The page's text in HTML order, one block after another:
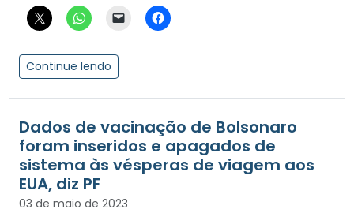
Continue lendo
Dados de vacinação de Bolsonaro
foram inseridos e apagados de
sistema às vésperas de viagem aos
EUA, diz PF
03 de maio de 2023